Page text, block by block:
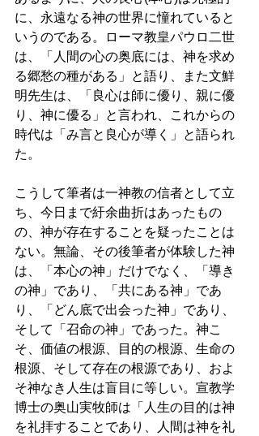
に、永遠なる神の世界に憧れていると
いうのである。ローマ教皇パウロ二世
は、「人間の心の奥底には、神を求め
る郷愁の種がある」と語り、また文鮮
明先生は、「良心は師に優り、親に優
り、神に優る」と言われ、これからの
時代は「み言と良心が導く」と語られ
た。
こうして筆者は一神教の信者として立
ち、今日まで紆余曲折はあったもの
の、神が存在することを疑ったことは
ない。無論、その後筆者が体験した神
は、「本心の神」だけでなく、「導き
の神」であり、「共にある神」であ
り、「どん底で出会った神」であり、
そして「召命の神」であった。神こ
そ、価値の根源、目的の根源、生命の
根源、そして存在の根源であり、およ
そ神なき人生は盲目に等しい。宣教学
博士の奥山実牧師は「人生の目的は神
を礼拝することであり、人間は神を礼